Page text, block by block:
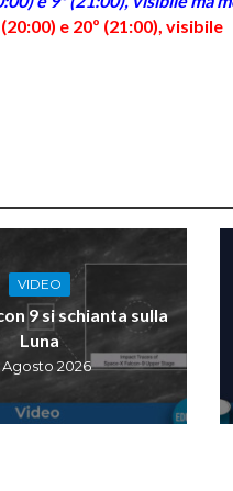
e 20º (21:00), visibile
VIDEO
9 si schianta sulla
Luna
Agosto 2026